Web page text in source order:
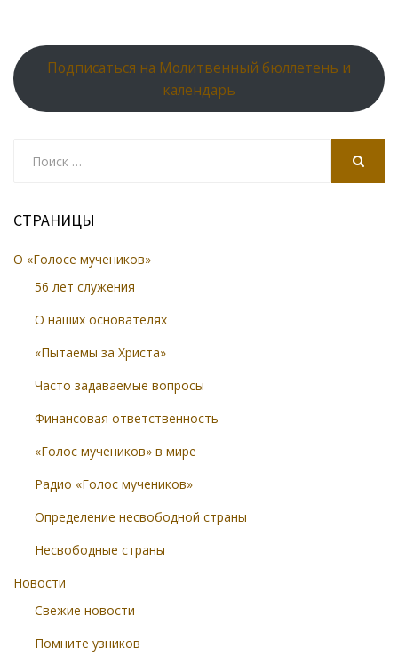
Подписаться на Молитвенный бюллетень и
календарь
СТРАНИЦЫ
О «Голосе мучеников»
56 лет служения
О наших основателях
«Пытаемы за Христа»
Часто задаваемые вопросы
Финансовая ответственность
«Голос мучеников» в мире
Радио «Голос мучеников»
Определение несвободной страны
Несвободные страны
Новости
Свежие новости
Помните узников